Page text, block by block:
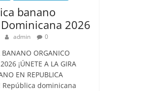
banano
2026
admin 0
BANANO ORGANICO
¡ÚNETE A LA GIRA
EN REPUBLICA
República dominicana